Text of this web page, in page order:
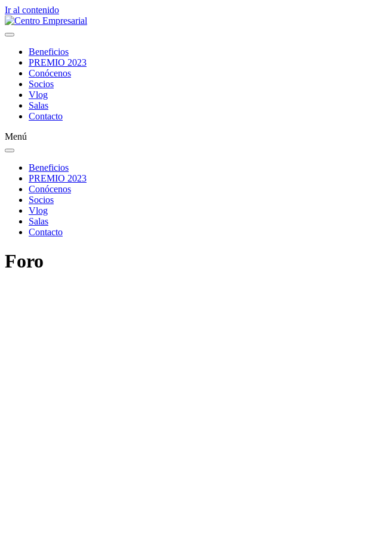
Ir al contenido
Beneficios
PREMIO 2023
Conócenos
Socios
Vlog
Salas
Contacto
Menú
Beneficios
PREMIO 2023
Conócenos
Socios
Vlog
Salas
Contacto
Foro